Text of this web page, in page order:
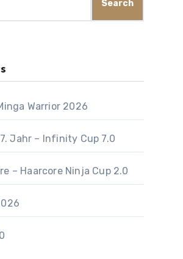
Search
Warrior 2026
Jahr – Infinity Cup 7.0
– Haarcore Ninja Cup 2.0